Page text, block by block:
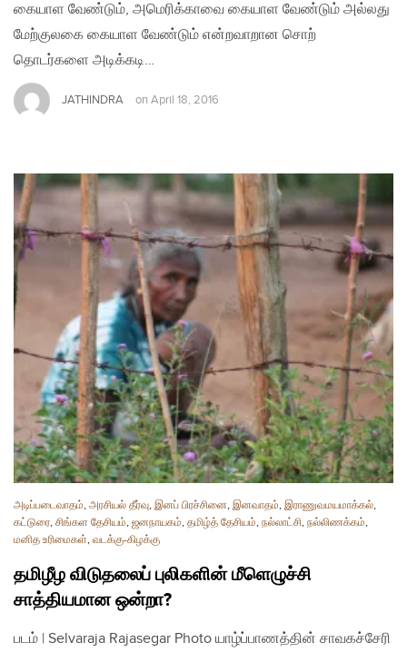
கையாள வேண்டும், அமெரிக்காவை கையாள வேண்டும் அல்லது
மேற்குலகை கையாள வேண்டும் என்றவாறான சொற்
தொடர்களை அடிக்கடி…
JATHINDRA on April 18, 2016
அடிப்படைவாதம், அரசியல் தீர்வு, இனப் பிரச்சினை, இனவாதம், இராணுவமயமாக்கல்,
கட்டுரை, சிங்கள தேசியம், ஜனநாயகம், தமிழ்த் தேசியம், நல்லாட்சி, நல்லிணக்கம்,
மனித உரிமைகள், வடக்கு-கிழக்கு
தமிழீழ விடுதலைப் புலிகளின் மீளெழுச்சி
சாத்தியமான ஒன்றா?
படம் | Selvaraja Rajasegar Photo யாழ்ப்பாணத்தின் சாவகச்சேரி